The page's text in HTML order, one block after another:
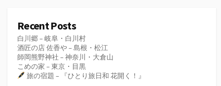
Recent Posts
白川郷 – 岐阜・白川村
酒匠の店 佐香や – 島根・松江
師岡熊野神社 – 神奈川・大倉山
こめの家 – 東京・目黒
旅の宿題 – 『ひとり旅日和 花開く！』